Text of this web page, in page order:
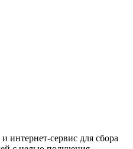
интернет-сервис для сбора